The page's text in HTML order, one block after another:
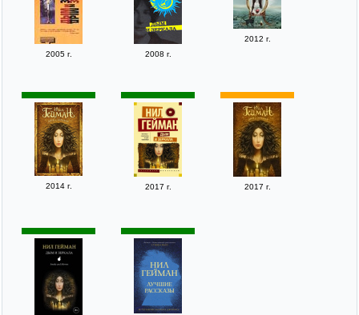
2005 г. 2008 г.
2012 г.
2014 г. 2017 г. 2017 г.